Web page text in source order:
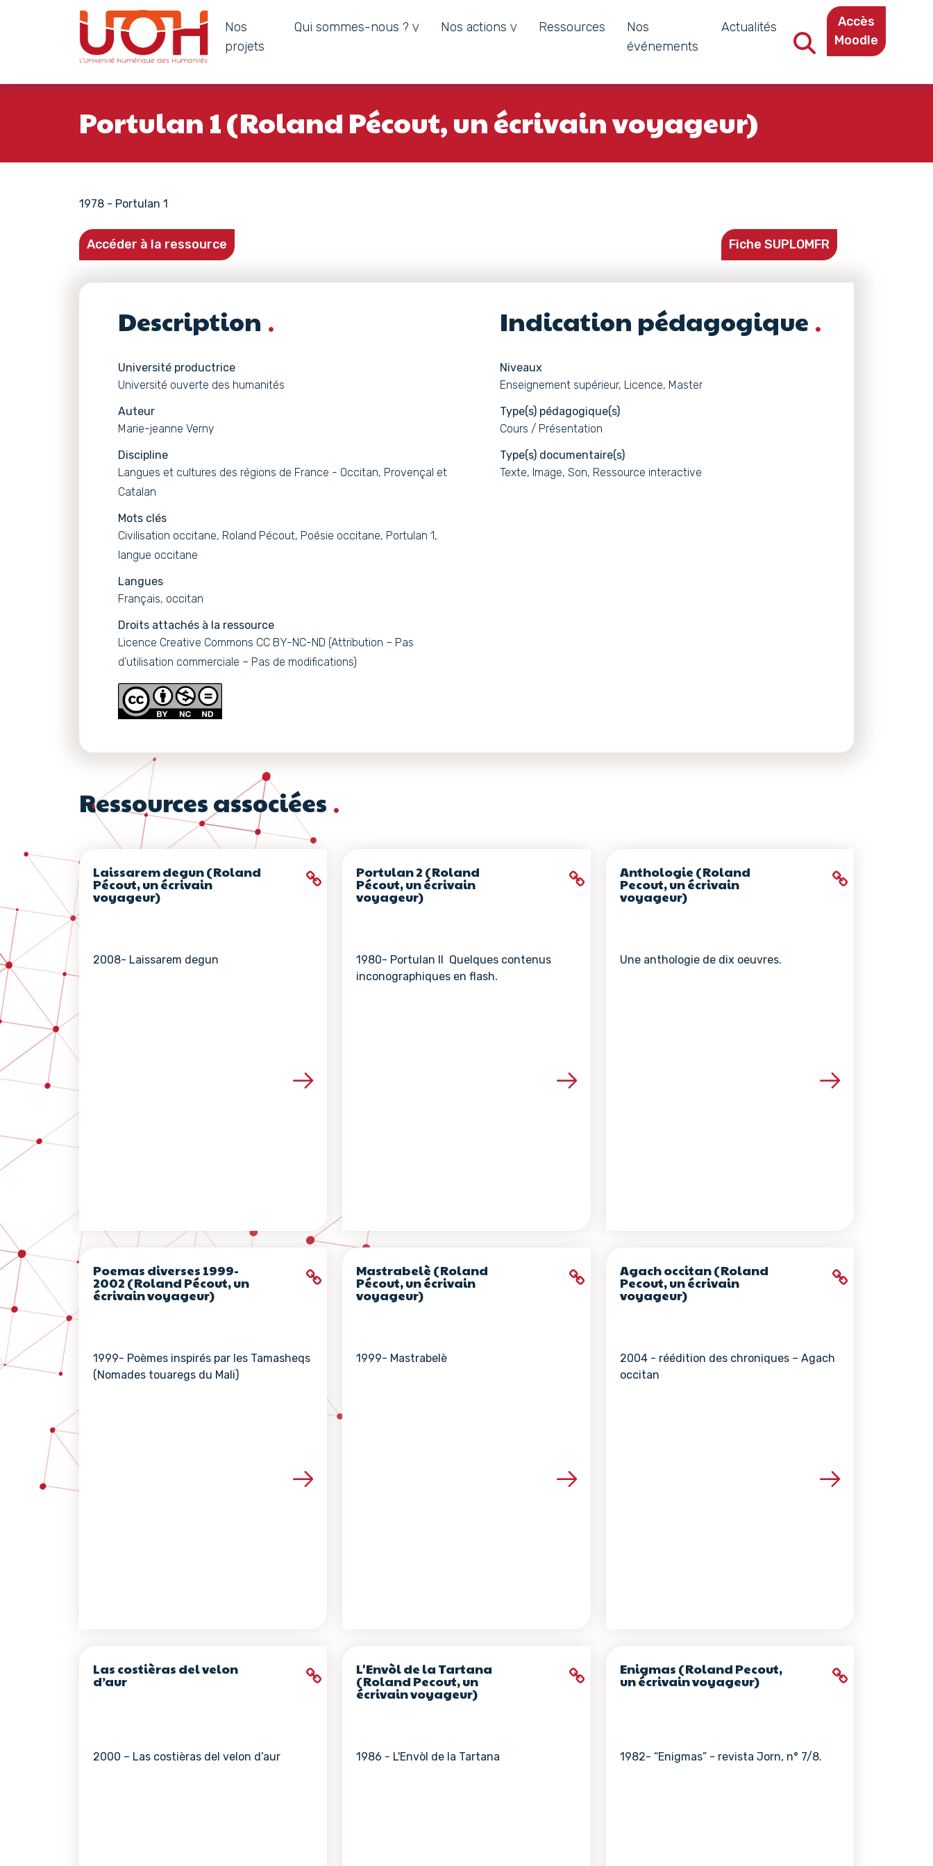
Navigation principale
Nos
projets
Qui sommes-nous ? Nos actions Ressources
Nos
événements
Actualités
Accès
Moodle
Portulan 1 (Roland Pécout, un écrivain voyageur)
1978 - Portulan 1
Accéder à la ressource Fiche SUPLOMFR
Description
Université productrice
Université ouverte des humanités
Auteur
Marie-jeanne Verny
Discipline
Langues et cultures des régions de France - Occitan, Provençal et
Catalan
Mots clés
Civilisation occitane, Roland Pécout, Poésie occitane, Portulan 1,
langue occitane
Langues
Français, occitan
Droits attachés à la ressource
Licence Creative Commons CC BY-NC-ND (Attribution – Pas
d’utilisation commerciale – Pas de modifications)
Indication pédagogique
Niveaux
Enseignement supérieur, Licence, Master
Type(s) pédagogique(s)
Cours / Présentation
Type(s) documentaire(s)
Texte, Image, Son, Ressource interactive
Ressources associées
Laissarem degun (Roland
Pécout, un écrivain
voyageur)
2008- Laissarem degun
Voir les détails de la ressource
Portulan 2 (Roland
Pécout, un écrivain
voyageur)
1980- Portulan II Quelques contenus
inconographiques en flash.
Voir les détails de la ressource
Anthologie (Roland
Pecout, un écrivain
voyageur)
Une anthologie de dix oeuvres.
Voir les détails de la ressource
Poemas diverses 1999-
2002 (Roland Pécout, un
écrivain voyageur)
1999- Poèmes inspirés par les Tamasheqs
(Nomades touaregs du Mali)
Voir les détails de la ressource
Mastrabelè (Roland
Pécout, un écrivain
voyageur)
1999- Mastrabelè
Voir les détails de la ressource
Agach occitan (Roland
Pecout, un écrivain
voyageur)
2004 - réédition des chroniques – Agach
occitan
Voir les détails de la ressource
Las costièras del velon
d’aur
2000 – Las costièras del velon d’aur
L'Envòl de la Tartana
(Roland Pecout, un
écrivain voyageur)
1986 - L'Envòl de la Tartana
Enigmas (Roland Pecout,
un écrivain voyageur)
1982- “Enigmas” - revista Jorn, n° 7/8.